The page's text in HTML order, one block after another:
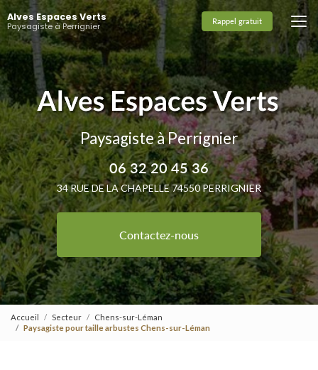
Aller
au
contenu
principal
Alves Espaces Verts
Paysagiste à Perrignier Rappel gratuit
Paysagiste à Perrignier
06 32 20 45 36
34 RUE DE LA CHAPELLE 74550 PERRIGNIER
Contactez-nous
Accueil Secteur
Chens-sur-Léman
Paysagiste pour taille arbustes Chens-sur-Léman